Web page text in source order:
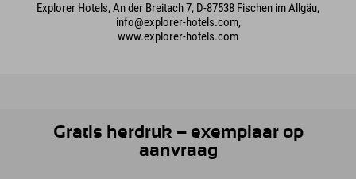
Explorer Hotels, An der Breitach 7, D-87538 Fischen im Allgäu,
info@explorer-hotels.com,
www.explorer-hotels.com
Gratis herdruk – exemplaar op
aanvraag